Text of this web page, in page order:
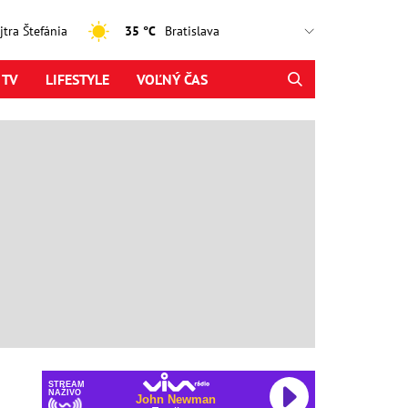
Štefánia 35 °C
LIFESTYLE VOĽNÝ ČAS
STREAM
NAŽIVO
John Newman